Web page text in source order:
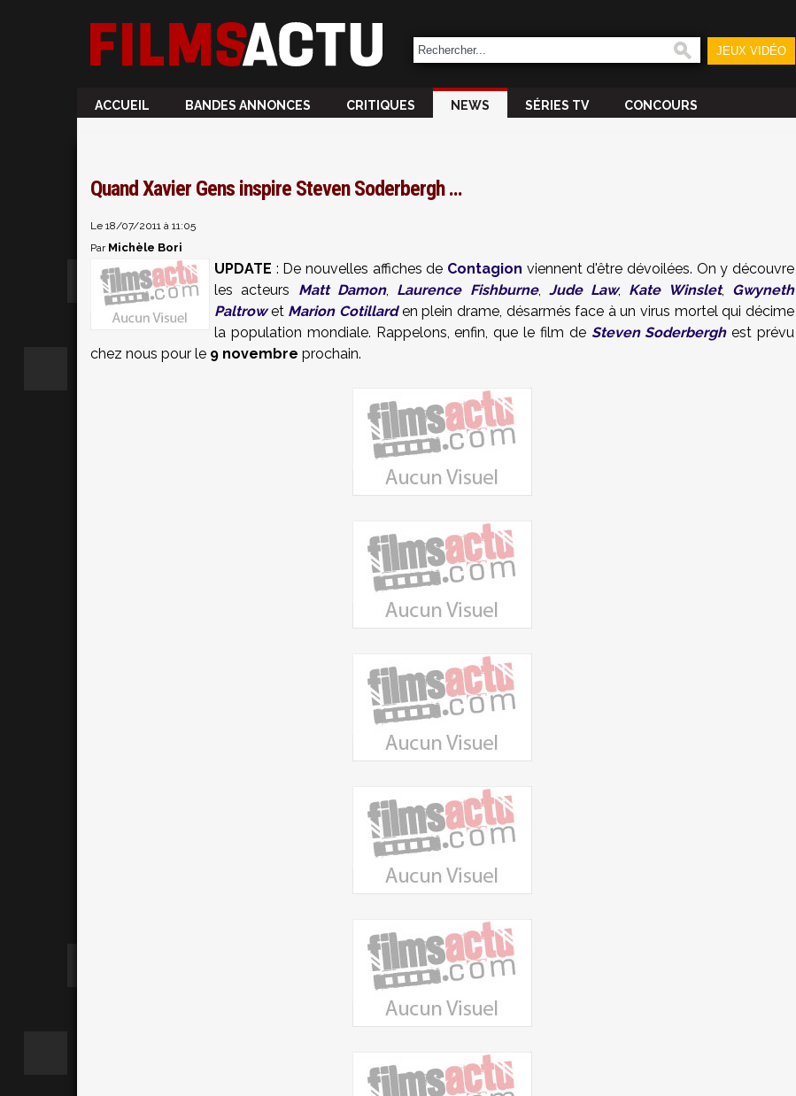
JEUX VIDÉO
ACCUEIL BANDES ANNONCES CRITIQUES NEWS SÉRIES TV CONCOURS
Quand Xavier Gens inspire Steven Soderbergh ...
Le 18/07/2011 à 11:05
Par Michèle Bori
UPDATE : De nouvelles affiches de Contagion viennent d'être dévoilées. On y découvre
les acteurs Matt Damon, Laurence Fishburne, Jude Law, Kate Winslet, Gwyneth
Paltrowet Marion Cotillarden plein drame, désarmés face à un virus mortel qui décime
la population mondiale. Rappelons, enfin, que le film de Steven Soderberghest prévu
chez nous pour le 9 novembre prochain.